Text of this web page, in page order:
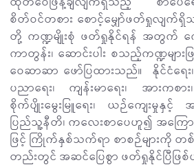
စိတ်ဝင်တစား စောင့်မျှော်ဖတ်ရှုလျက်
တို့ ကဏ္ဍမျိုးစုံ ဖတ်ရှုနိုင်ရန် အတွက် ကော
ကာတွန်း၊ ဆောင်းပါး စသည့်ကဏ္ဍများဖ
ဝေဆာဆာ ဖော်ပြထားသည်။ နိုင်ငံရေး၊
ပညာရေး၊ ကျန်းမာရေး၊ အားကစာ
စိုက်ပျိုးမွေးမြူရေး၊ ယဉ်ကျေးမှုနှင့်
ပြည်သူ့နီတိ၊ ကလေးစာပေဟူ၍ အကြောင်
ဖြင့် ကြိုက်နှစ်သက်ရာ စာစဉ်များကို တ
တည်းတွင် အဆင်ပြေစွာ ဖတ်ရှုနိုင်ပြီဖြစ်